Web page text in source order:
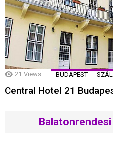
21 Views BUDAPEST
Central Hotel 21
Balatonrendesi